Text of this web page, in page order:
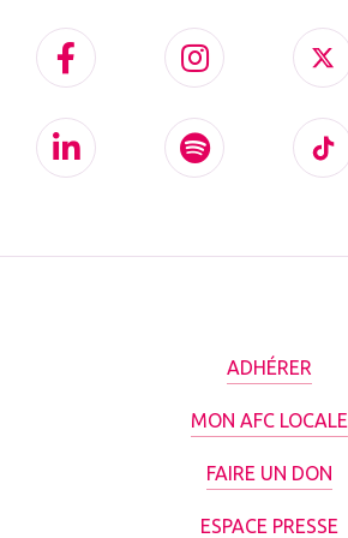
ADHÉRER
MON AFC LOCALE
FAIRE UN DON
ESPACE PRESSE